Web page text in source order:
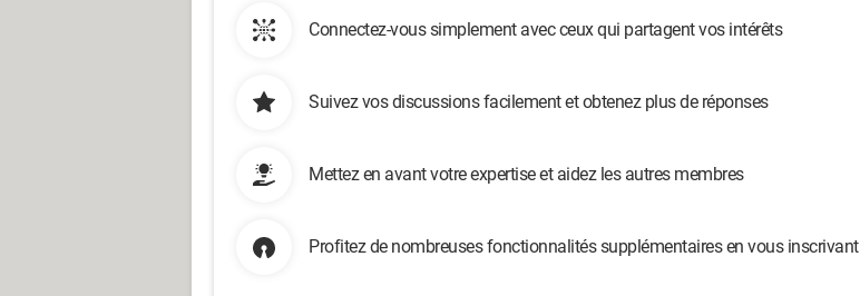
Connectez-vous simplement avec ceux qui partagent vos intérêts
Suivez vos discussions facilement et obtenez plus de réponses
Mettez en avant votre expertise et aidez les autres membres
Profitez de nombreuses fonctionnalités supplémentaires en vous inscrivant